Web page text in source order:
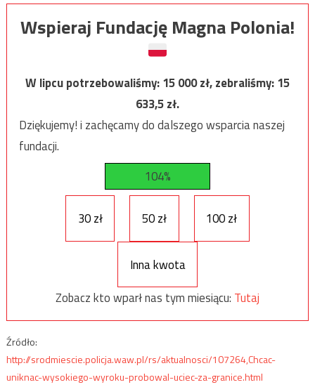
Wspieraj Fundację Magna Polonia!
W lipcu potrzebowaliśmy:15 000zł, zebraliśmy:15
633,5zł.
Dziękujemy! i zachęcamy do dalszego wsparcia naszej
fundacji.
104%
30 zł 50 zł 100 zł
Inna kwota
Zobacz kto wparł nas tym miesiącu: Tutaj
Źródło:
http://srodmiescie.policja.waw.pl/rs/aktualnosci/107264,Chcac-
uniknac-wysokiego-wyroku-probowal-uciec-za-granice.html